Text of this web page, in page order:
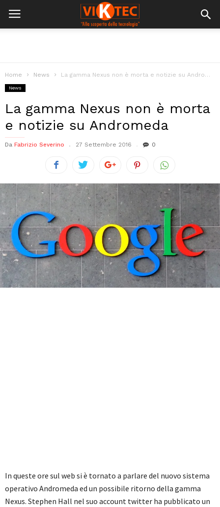
Home News La gamma Nexus non è morta e notizie su Andromeda
News
La gamma Nexus non è morta
e notizie su Andromeda
Da Fabrizio Severino 27 Settembre 2016 0
In queste ore sul web si è tornato a parlare del nuovo sistema
operativo Andromeda ed un possibile ritorno della gamma
Nexus. Stephen Hall nel suo account twitter ha pubblicato un